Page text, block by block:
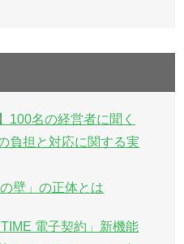
100名の経営者に聞く
負担と対応に関する実
壁」の正体とは
電子契約」新機能